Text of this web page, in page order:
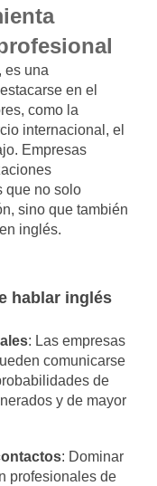
es una
en el
como la
internacional, el
Empresas
que no solo
sino que también
inglés.
hablar inglés
: Las empresas
comunicarse
de
y de mayor
: Dominar
profesionales de